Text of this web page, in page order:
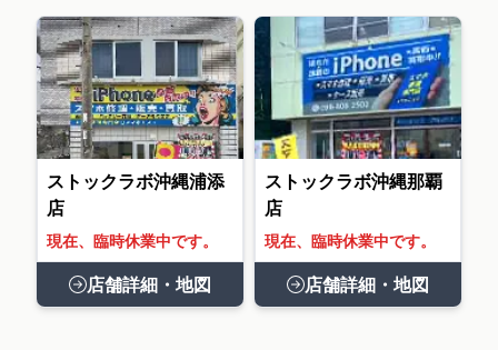
ストックラボ沖縄浦添
店
現在、臨時休業中です。
店舗詳細・地図
ストックラボ沖縄那覇
店
現在、臨時休業中です。
店舗詳細・地図